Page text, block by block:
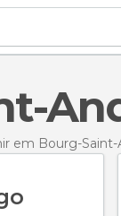
em Bourg-Saint-